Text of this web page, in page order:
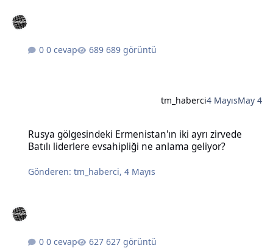
0 cevap 689 görüntü
tm_haberci4 MayısMay 4
Rusya gölgesindeki Ermenistan'ın iki ayrı zirvede
Batılı liderlere evsahipliği ne anlama geliyor?
Gönderen:tm_haberci,4 Mayıs
0 cevap 627 görüntü